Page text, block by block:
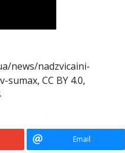
news/nadzvicaini-
CC BY 4.0,
Email